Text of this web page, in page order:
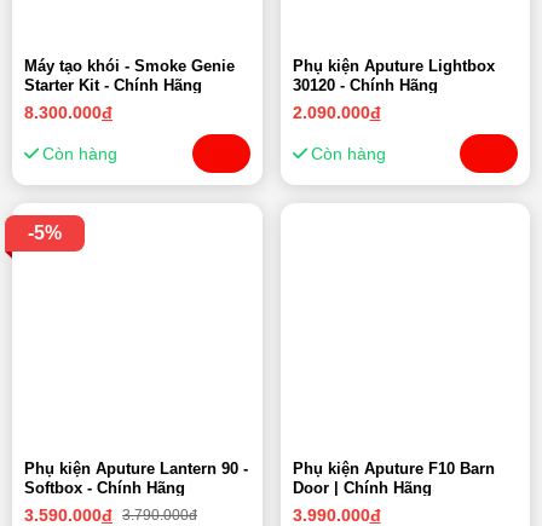
Máy tạo khói - Smoke Genie
Starter Kit - Chính Hãng
8.300.000đ
Còn hàng
Phụ kiện Aputure Lightbox
30120 - Chính Hãng
2.090.000đ
Còn hàng
-5%
Phụ kiện Aputure Lantern 90 -
Softbox - Chính Hãng
3.590.000đ 3.790.000đ
Phụ kiện Aputure F10 Barn
Door | Chính Hãng
3.990.000đ